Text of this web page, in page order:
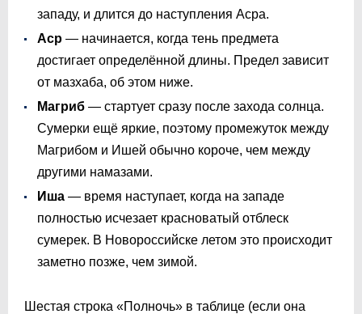
западу, и длится до наступления Асра.
Аср — начинается, когда тень предмета
достигает определённой длины. Предел зависит
от мазхаба, об этом ниже.
Магриб — стартует сразу после захода солнца.
Сумерки ещё яркие, поэтому промежуток между
Магрибом и Ишей обычно короче, чем между
другими намазами.
Иша — время наступает, когда на западе
полностью исчезает красноватый отблеск
сумерек. В Новороссийске летом это происходит
заметно позже, чем зимой.
Шестая строка «Полночь» в таблице (если она